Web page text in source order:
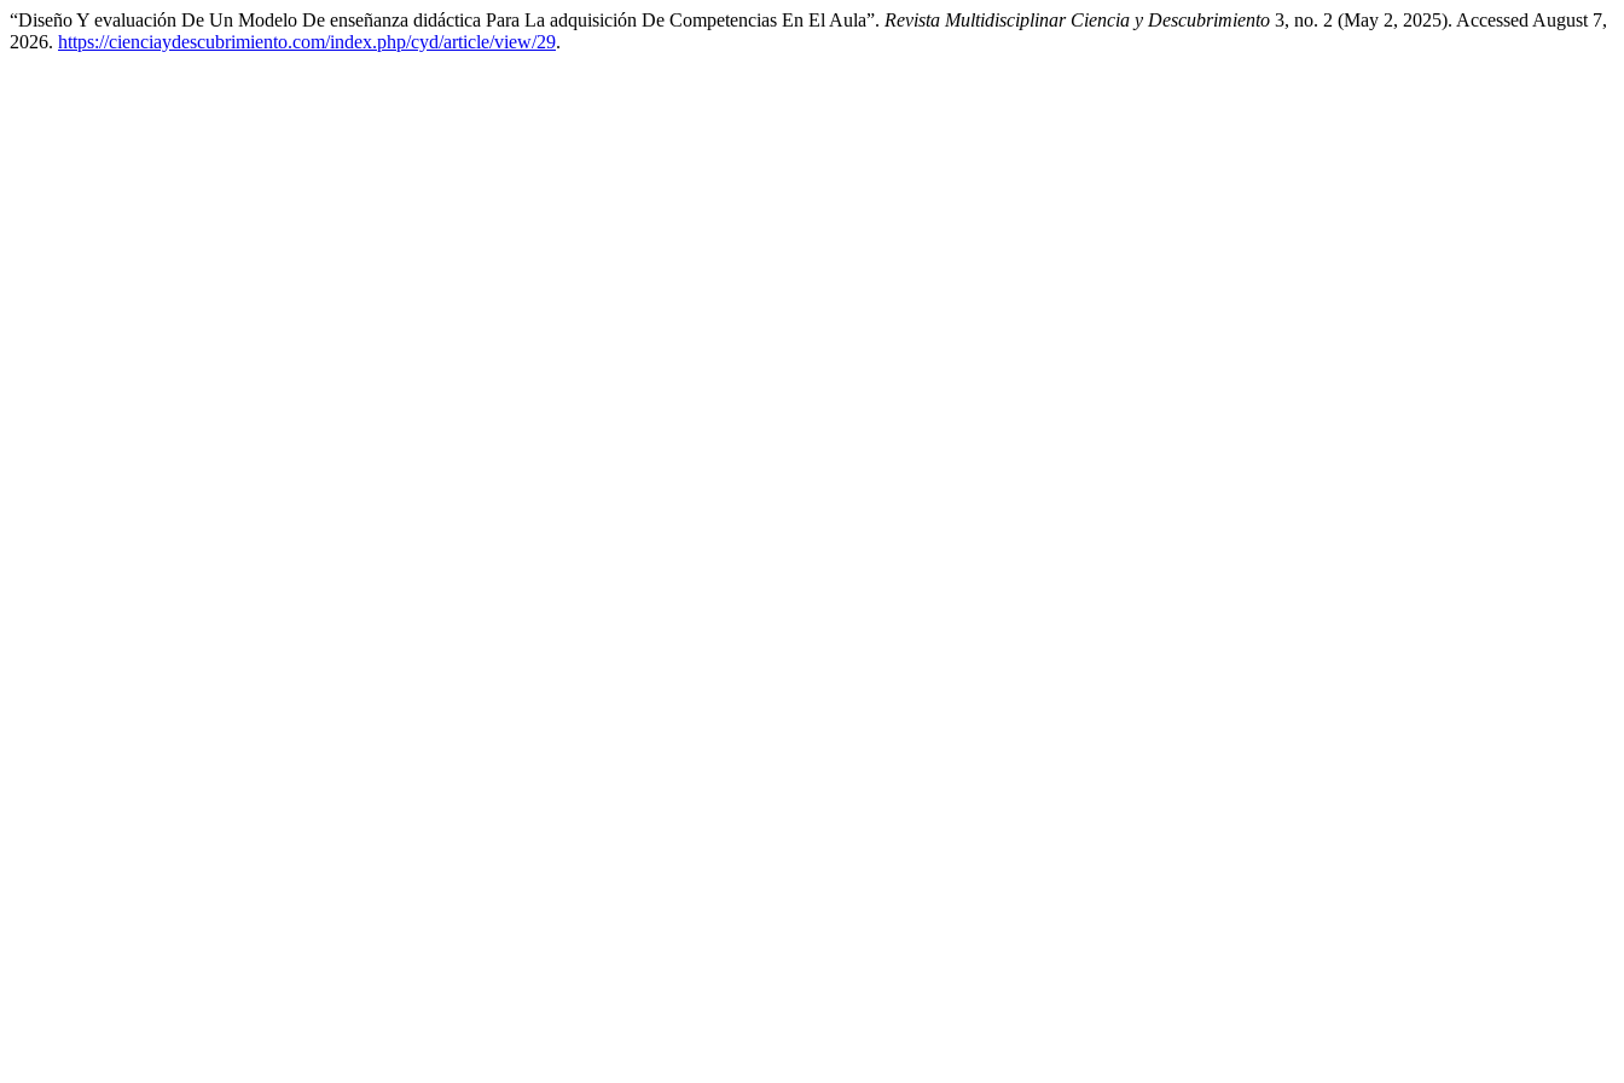
“Diseño Y evaluación De Un Modelo De enseñanza didáctica Para La adquisición De Competencias En El Aula”. Revista Multidisciplinar Ciencia y Descubrimiento 3, no. 2 (May 2, 2025). Accessed August 7,
2026. https://cienciaydescubrimiento.com/index.php/cyd/article/view/29.